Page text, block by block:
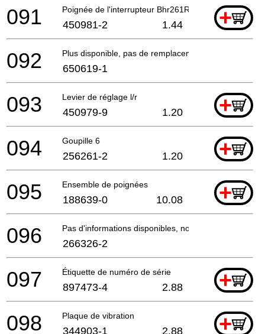
Poignée de l'interrupteur Bhr261Rde +
091 450981-2 1.44
Plus disponible, pas de remplacement
092 650619-1
Levier de réglage l/r +
093 450979-9 1.20
Goupille 6 +
094 256261-2 1.20
Ensemble de poignées +
095 188639-0 10.08
Pas d'informations disponibles, non commandable
096 266326-2
Étiquette de numéro de série +
097 897473-4 2.88
Plaque de vibration +
098 344903-1 2.88